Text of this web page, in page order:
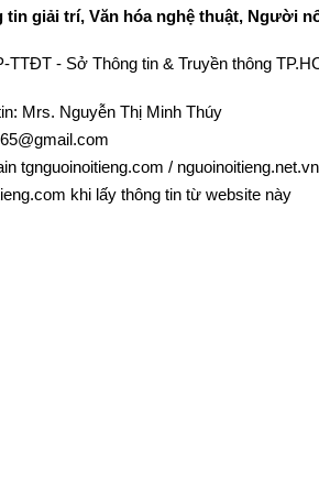
tin giải trí, Văn hóa nghệ thuật, Người
TTĐT - Sở Thông tin & Truyền thông
Mrs. Nguyễn Thị Minh Thúy
tgnguoinoitieng.com / nguoinoitieng.net.vn
khi lấy thông tin từ website này